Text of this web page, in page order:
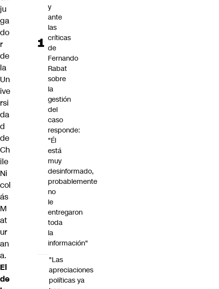
ju
ga
do
r
de
la
Un
ive
rsi
da
d
de
Ch
ile
Ni
col
ás
M
at
ur
an
a.
El
de
y
ante
las
críticas
de
Fernando
Rabat
sobre
la
gestión
del
caso
responde:
"Él
está
muy
desinformado,
probablemente
no
le
entregaron
toda
la
información"
"Las
apreciaciones
políticas ya